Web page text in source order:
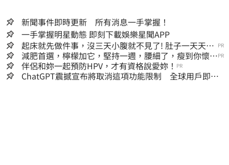
新聞事件即時更新 所有消息一手掌握！
一手掌握明星動態 即刻下載娛樂星聞APP
起床就先做件事，沒三天小腹就不見了! 肚子一天天變
小！
PR
減肥首選，檸檬加它，堅持一週，腰細了，瘦到你懷疑
人生
PR
伴侶和妳一起預防HPV，才有資格說愛妳！ PR
ChatGPT震撼宣布將取消這項功能限制 全球用戶即刻